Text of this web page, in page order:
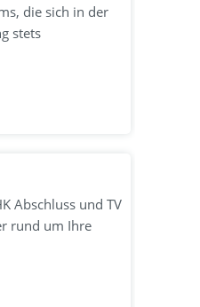
die sich in der
stets
Abschluss und TV
rund um Ihre